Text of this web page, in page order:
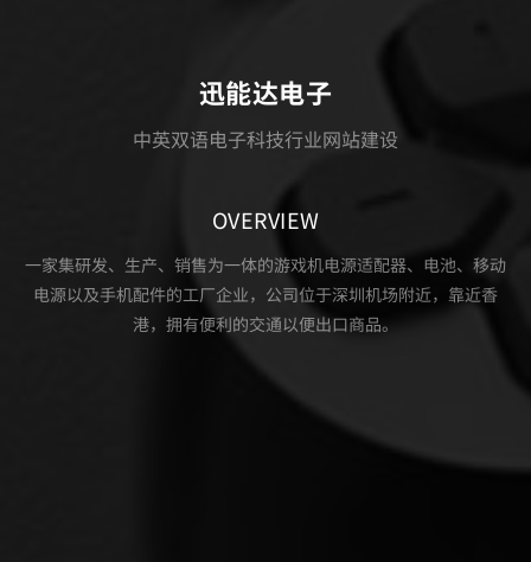
迅能达电子
中英双语电子科技行业网站建设
OVERVIEW
一家集研发、生产、销售为一体的游戏机电源适配器、电池、移动
电源以及手机配件的工厂企业，公司位于深圳机场附近，靠近香
港，拥有便利的交通以便出口商品。